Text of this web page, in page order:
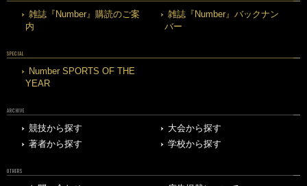
雑誌『Number』購読のご案
内
雑誌『Number』バックナン
バー
SPECIAL
Number SPORTS OF THE
YEAR
ARCHIVE
競技から探す
大会から探す
著者から探す
学校から探す
OTHERS